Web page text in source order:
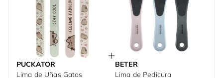
PUCKATOR
Lima de Uñas Gatos
BETER
Lima de Pedicura